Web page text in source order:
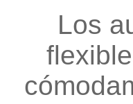
Los